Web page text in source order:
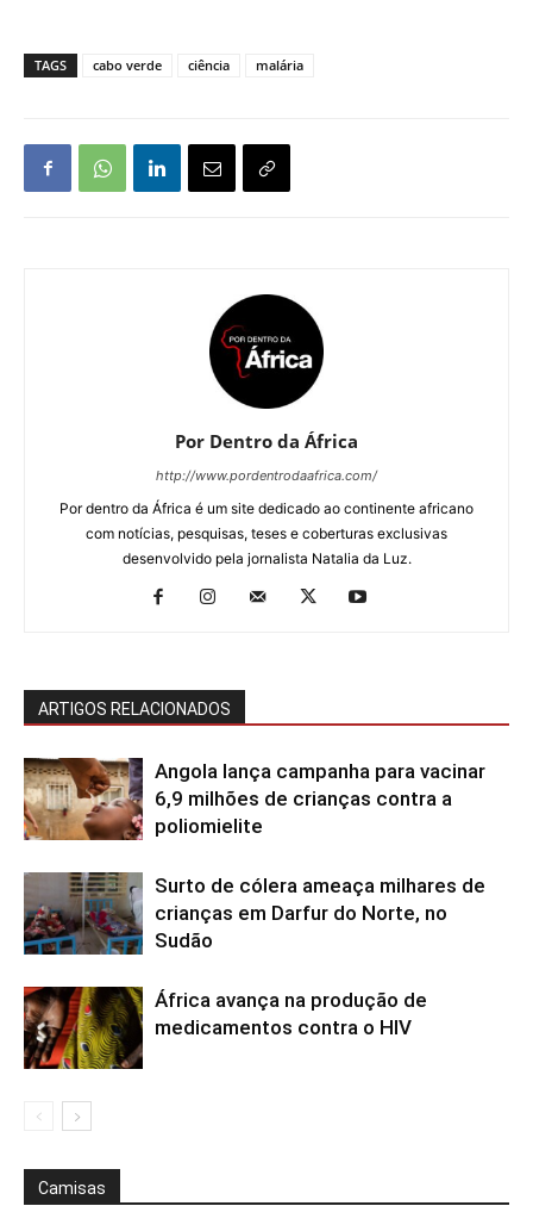
TAGS cabo verde ciência malária
Por Dentro da África
http://www.pordentrodaafrica.com/
Por dentro da África é um site dedicado ao continente africano
com notícias, pesquisas, teses e coberturas exclusivas
desenvolvido pela jornalista Natalia da Luz.
ARTIGOS RELACIONADOS
Angola lança campanha para vacinar
6,9 milhões de crianças contra a
poliomielite
Surto de cólera ameaça milhares de
crianças em Darfur do Norte, no
Sudão
África avança na produção de
medicamentos contra o HIV
Camisas